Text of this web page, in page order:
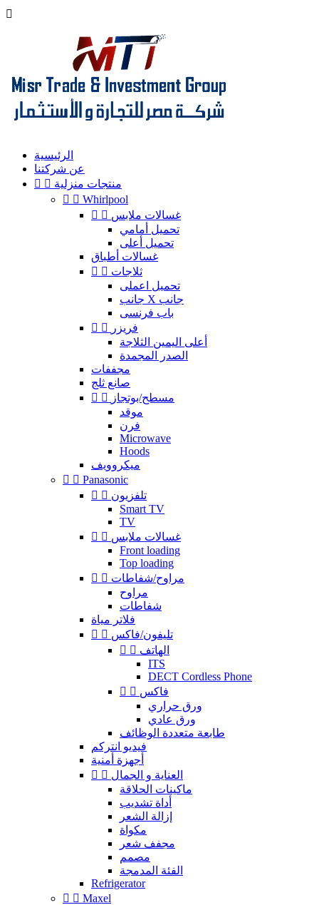

الرئيسية
عن شركتنا
  منتجات منزلية
  Whirlpool
  غسالات ملابس
تحميل أمامي
تحميل أعلى
غسالات أطباق
  ثلاجات
تحميل اعملى
جانب X جانب
باب فرنسى
 
فريزر
أعلى اليمين الثلاجة
الصدر المجمدة
مجففات
صانع ثلج
  مسطح/بوتجاز
موقد
فرن
Microwave
Hoods
ميكروويف
  Panasonic
  تلفزيون
Smart TV
TV
  غسالات ملابس
Front loading
Top loading
  مراوح/شفاطات
مراوح
شفاطات
فلاتر مياة
  تليفون/فاكس
  الهاتف
ITS
DECT Cordless Phone
  فاكس
ورق حراري
ورق عادي
طابعة متعددة الوظائف
فيديو انتركم
أجهزة أمنية
  العناية و الجمال
ماكينات الحلاقة
أداة تشديب
إزالة الشعر
مكواة
مجفف شعر
مصمم
الفئة المدمجة
Refrigerator
  Maxel